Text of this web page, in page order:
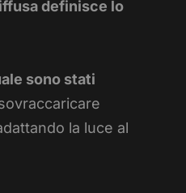
definisce lo
sono stati
la luce al